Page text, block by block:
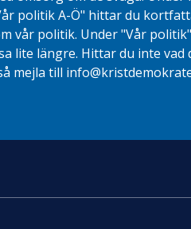
politik A-Ö" hittar du
vår politik. Under "Vår
lite längre. Hittar du inte vad
mejla till